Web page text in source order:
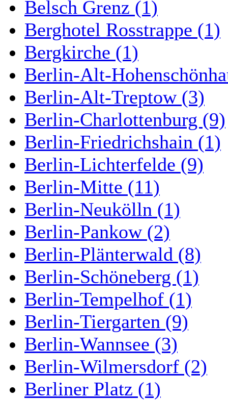
Belsch Grenz (1)
Berghotel Rosstrappe (1)
Bergkirche (1)
Berlin-Alt-
Berlin-Alt-Treptow (3)
Berlin-Charlottenburg (9)
Berlin-Friedrichshain (1)
Berlin-Lichterfelde (9)
Berlin-Mitte (11)
Berlin-Neukölln (1)
Berlin-Pankow (2)
Berlin-Plänterwald (8)
Berlin-Schöneberg (1)
Berlin-Tempelhof (1)
Berlin-Tiergarten (9)
Berlin-Wannsee (3)
Berlin-Wilmersdorf (2)
Berliner Platz (1)